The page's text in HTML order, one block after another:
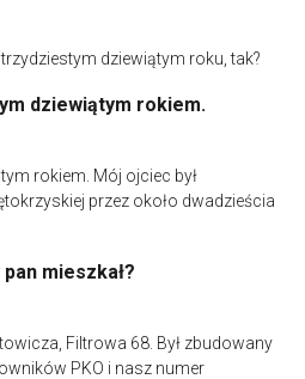
dziewiątym roku, tak?
dziewiątym rokiem.
rokiem. Mój ojciec był
przez około dwadzieścia
mieszkał?
Filtrowa 68. Był zbudowany
PKO i nasz numer